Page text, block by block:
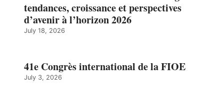
tendances, croissance et perspectives
d’avenir à l’horizon 2026
July 18, 2026
41e Congrès international de la FIOE
July 3, 2026